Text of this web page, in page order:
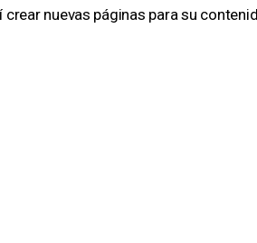
nuevas páginas para su